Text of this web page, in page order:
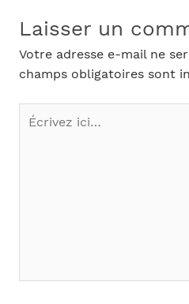
Laisser un
Votre adresse e-mail ne
champs obligatoires sont
Écrivez